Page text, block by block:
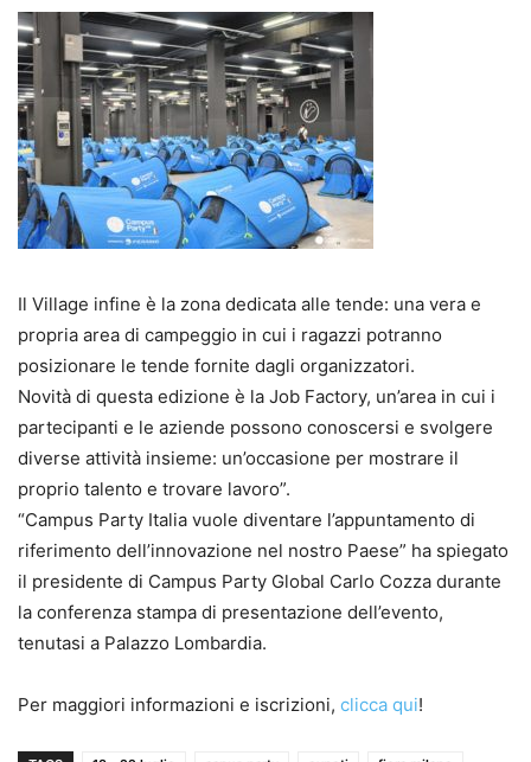
Il Village infine è la zona dedicata alle tende: una vera e
propria area di campeggio in cui i ragazzi potranno
posizionare le tende fornite dagli organizzatori.
Novità di questa edizione è la Job Factory, un’area in cui i
partecipanti e le aziende possono conoscersi e svolgere
diverse attività insieme: un’occasione per mostrare il
proprio talento e trovare lavoro”.
“Campus Party Italia vuole diventare l’appuntamento di
riferimento dell’innovazione nel nostro Paese” ha spiegato
il presidente di Campus Party Global Carlo Cozza durante
la conferenza stampa di presentazione dell’evento,
tenutasi a Palazzo Lombardia.
Per maggiori informazioni e iscrizioni, clicca qui!